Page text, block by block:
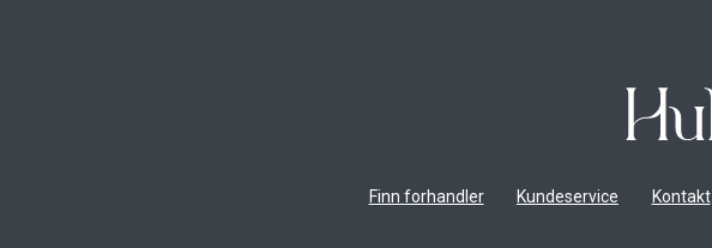
Finn forhandler Kundeservice Kontakt